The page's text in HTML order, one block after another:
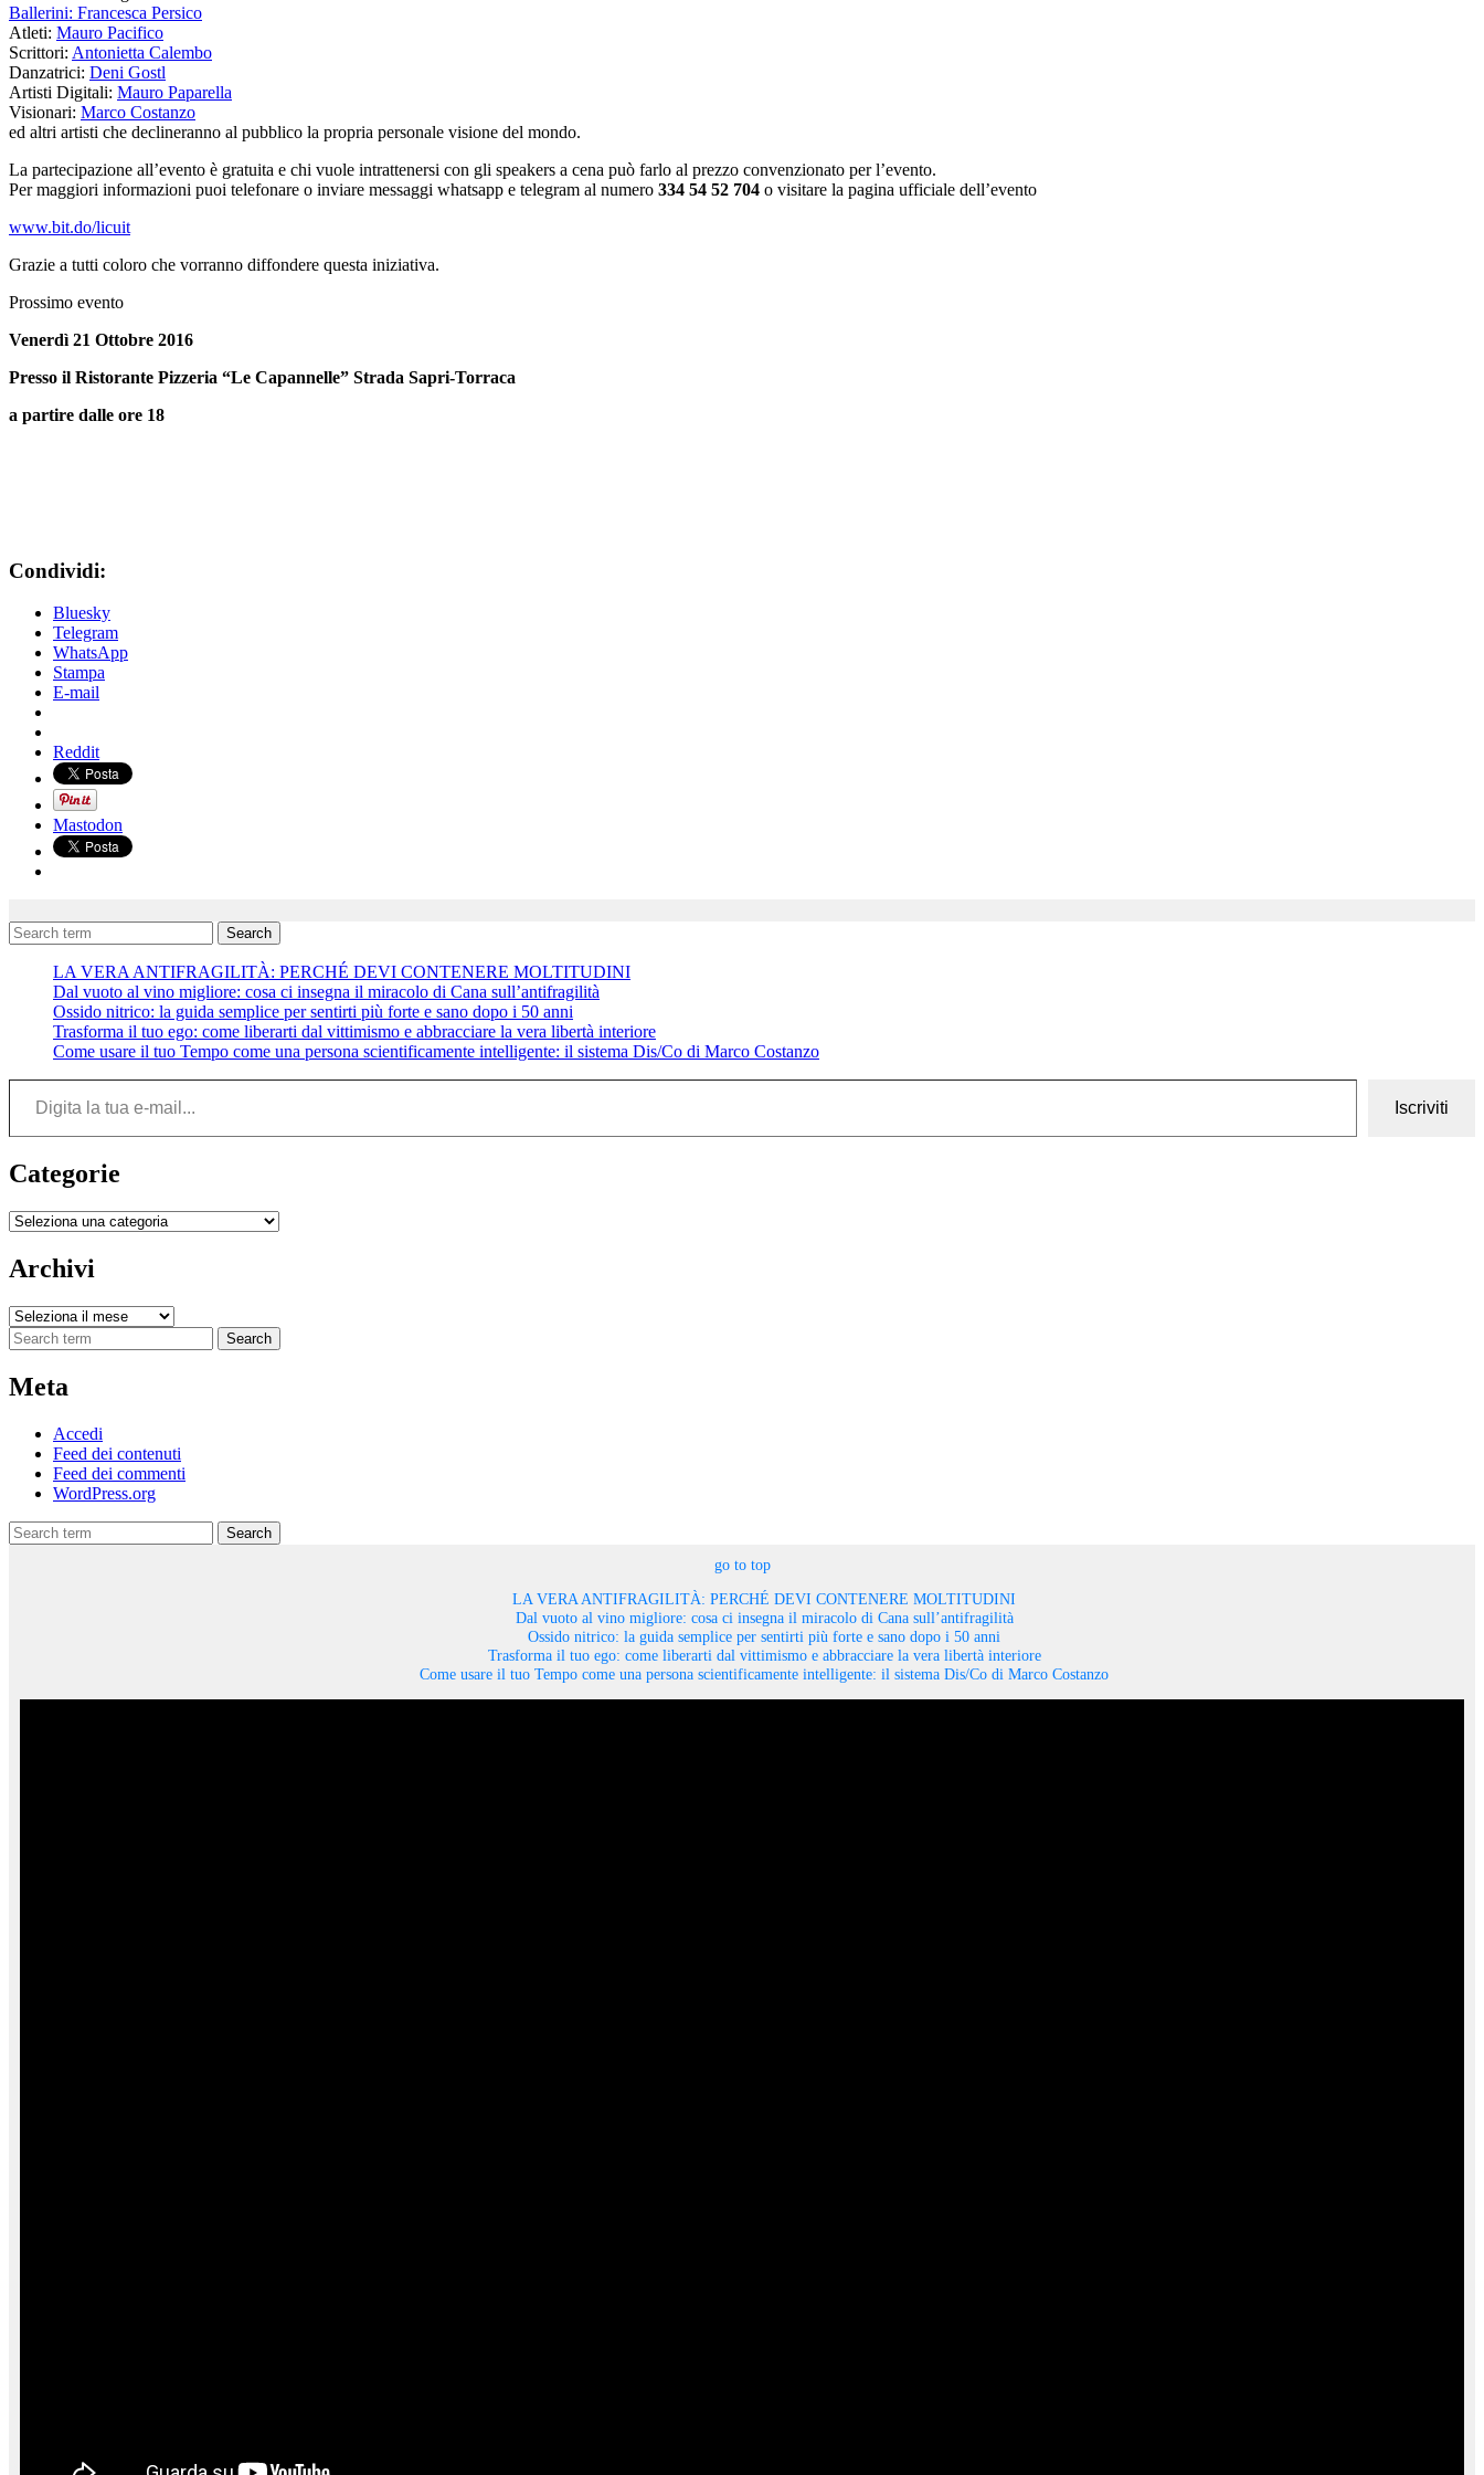
Ballerini: Francesca Persico
Atleti: Mauro Pacifico
Scrittori: Antonietta Calembo
Danzatrici: Deni Gostl
Artisti Digitali: Mauro Paparella
Visionari: Marco Costanzo
ed altri artisti che declineranno al pubblico la propria personale visione del mondo.
La partecipazione all’evento è gratuita e chi vuole intrattenersi con gli speakers a cena può farlo al prezzo convenzionato per l’evento.
Per maggiori informazioni puoi telefonare o inviare messaggi whatsapp e telegram al numero 334 54 52 704 o visitare la pagina ufficiale dell’evento
www.bit.do/licuit
Grazie a tutti coloro che vorranno diffondere questa iniziativa.
Prossimo evento
Venerdì 21 Ottobre 2016
Presso il Ristorante Pizzeria “Le Capannelle” Strada Sapri-Torraca
a partire dalle ore 18
Condividi:
Bluesky
Telegram
WhatsApp
Stampa
E-mail
Reddit
Mastodon
Search
LA VERA ANTIFRAGILITÀ: PERCHÉ DEVI CONTENERE MOLTITUDINI
Dal vuoto al vino migliore: cosa ci insegna il miracolo di Cana sull’antifragilità
Ossido nitrico: la guida semplice per sentirti più forte e sano dopo i 50 anni
Trasforma il tuo ego: come liberarti dal vittimismo e abbracciare la vera libertà interiore
Come usare il tuo Tempo come una persona scientificamente intelligente: il sistema Dis/Co di Marco Costanzo
Digita la tua e-mail...
Iscriviti
Categorie
Categorie
Archivi
Archivi
Search
Meta
Accedi
Feed dei contenuti
Feed dei commenti
WordPress.org
Search
go to top
LA VERA ANTIFRAGILITÀ: PERCHÉ DEVI CONTENERE MOLTITUDINI
Dal vuoto al vino migliore: cosa ci insegna il miracolo di Cana sull’antifragilità
Ossido nitrico: la guida semplice per sentirti più forte e sano dopo i 50 anni
Trasforma il tuo ego: come liberarti dal vittimismo e abbracciare la vera libertà interiore
Come usare il tuo Tempo come una persona scientificamente intelligente: il sistema Dis/Co di Marco Costanzo